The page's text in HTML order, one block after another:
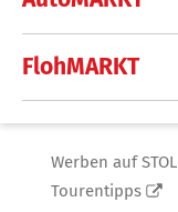
FlohMARKT
Werben auf STOL
Tourentipps